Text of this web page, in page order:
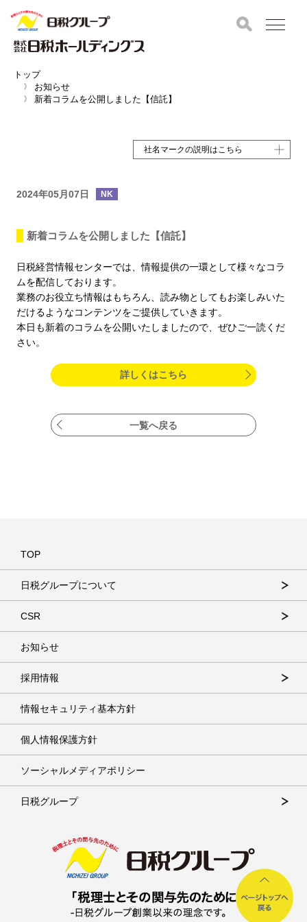
トップ
お知らせ
新着コラムを公開しました【信託】
社名マークの説明はこちら
2024年05月07日 NK
新着コラムを公開しました【信託】
日税経営情報センターでは、情報提供の一環として様々なコラ
ムを配信しております。
業務のお役立ち情報はもちろん、読み物としてもお楽しみいた
だけるようなコンテンツをご提供していきます。
本日も新着のコラムを公開いたしましたので、ぜひご一読くだ
さい。
詳しくはこちら
一覧へ戻る
TOP
日税グループについて
CSR
お知らせ
採用情報
情報セキュリティ基本方針
個人情報保護方針
ソーシャルメディアポリシー
日税グループ